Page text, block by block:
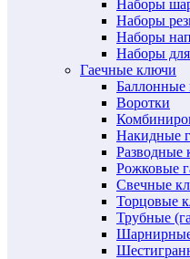
Наборы
Наборы
Наборы
Наборы
Гаечные ключи
Баллонные
Воротки
Накидные
Разводные
Рожковые
Свечные
Торцовые
Трубные